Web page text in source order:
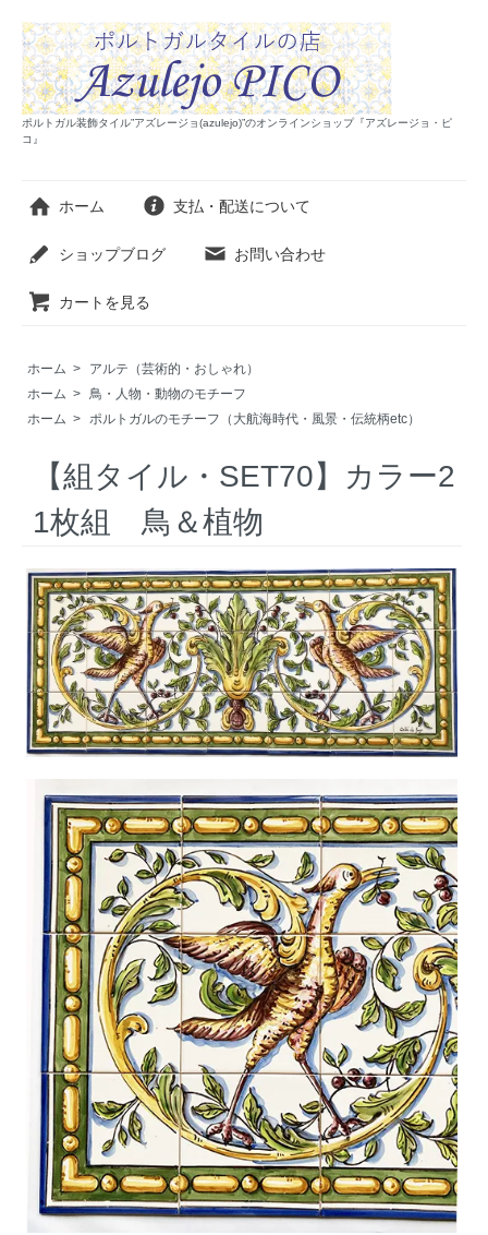
ポルトガル装飾タイル”アズレージョ(azulejo)”のオンラインショップ『アズレージョ・ピ
コ』
ホーム 支払・配送について
ショップブログ お問い合わせ
カートを見る
ホーム >
アルテ（芸術的・おしゃれ）
ホーム > 鳥・人物・動物のモチーフ
ホーム > ポルトガルのモチーフ（大航海時代・風景・伝統柄etc）
【組タイル・SET70】カラー2
1枚組 鳥＆植物